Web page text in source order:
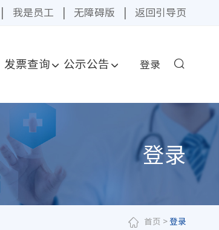
我是员工 无障碍版 返回引导页
登录
发票查询 公示公告
登录
首页 >登录